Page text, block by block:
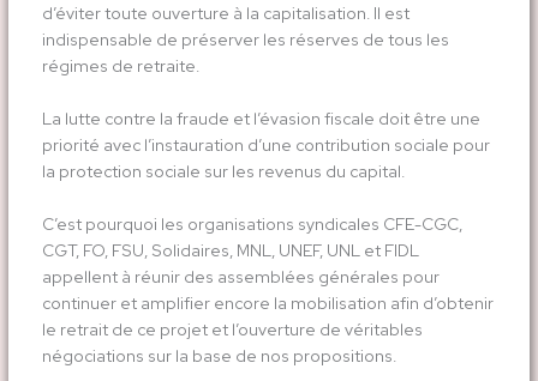
d’éviter toute ouverture à la capitalisation. Il est
indispensable de préserver les réserves de tous les
régimes de retraite.
La lutte contre la fraude et l’évasion fiscale doit être une
priorité avec l’instauration d’une contribution sociale pour
la protection sociale sur les revenus du capital.
C’est pourquoi les organisations syndicales CFE-CGC,
CGT, FO, FSU, Solidaires, MNL, UNEF, UNL et FIDL
appellent à réunir des assemblées générales pour
continuer et amplifier encore la mobilisation afin d’obtenir
le retrait de ce projet et l’ouverture de véritables
négociations sur la base de nos propositions.